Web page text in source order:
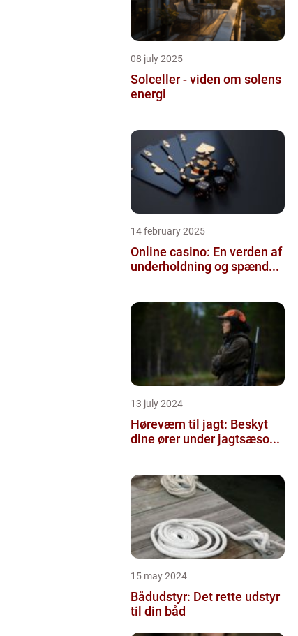
08 july 2025
Solceller - viden om solens
energi
14 february 2025
Online casino: En verden af
underholdning og spænd...
13 july 2024
Høreværn til jagt: Beskyt
dine ører under jagtsæso...
15 may 2024
Bådudstyr: Det rette udstyr
til din båd